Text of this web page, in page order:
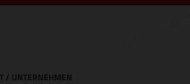
/ UNTERNEHMEN